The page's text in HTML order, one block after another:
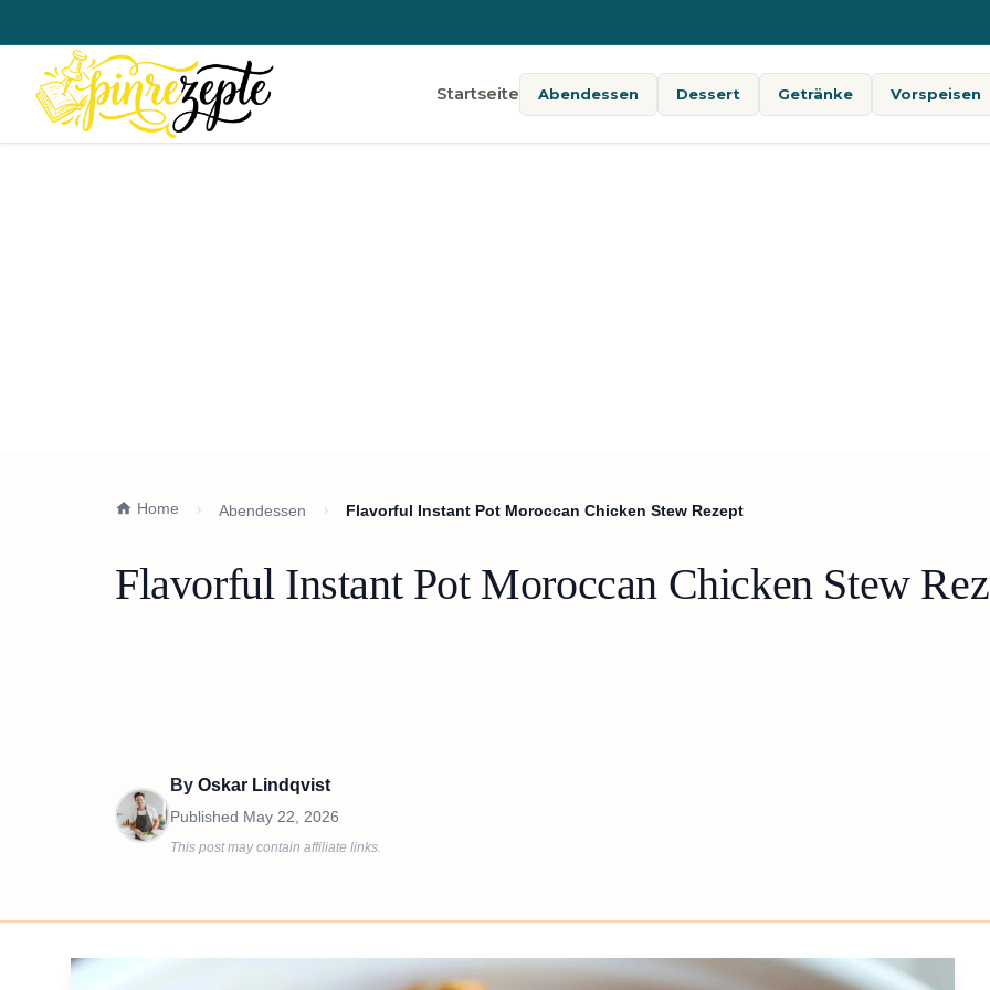
Startseite Abendessen Dessert Getränke Vorspeisen
Home Abendessen Flavorful Instant Pot Moroccan Chicken Stew Rezept
Flavorful Instant Pot Moroccan Chicken Stew
By Oskar Lindqvist
Published May 22, 2026
This post may contain affiliate links.